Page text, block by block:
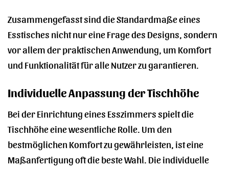
Zusammengefasst sind die Standardmaße eines
Esstisches nicht nur eine Frage des Designs, sondern
vor allem der praktischen Anwendung, um Komfort
und Funktionalität für alle Nutzer zu garantieren.
Individuelle Anpassung der Tischhöhe
Bei der Einrichtung eines Esszimmers spielt die
Tischhöhe eine wesentliche Rolle. Um den
bestmöglichen Komfort zu gewährleisten, ist eine
Maßanfertigung oft die beste Wahl. Die individuelle